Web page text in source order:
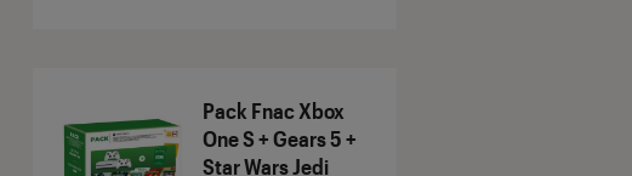
Pack Fnac Xbox
One S + Gears 5 +
Star Wars Jedi